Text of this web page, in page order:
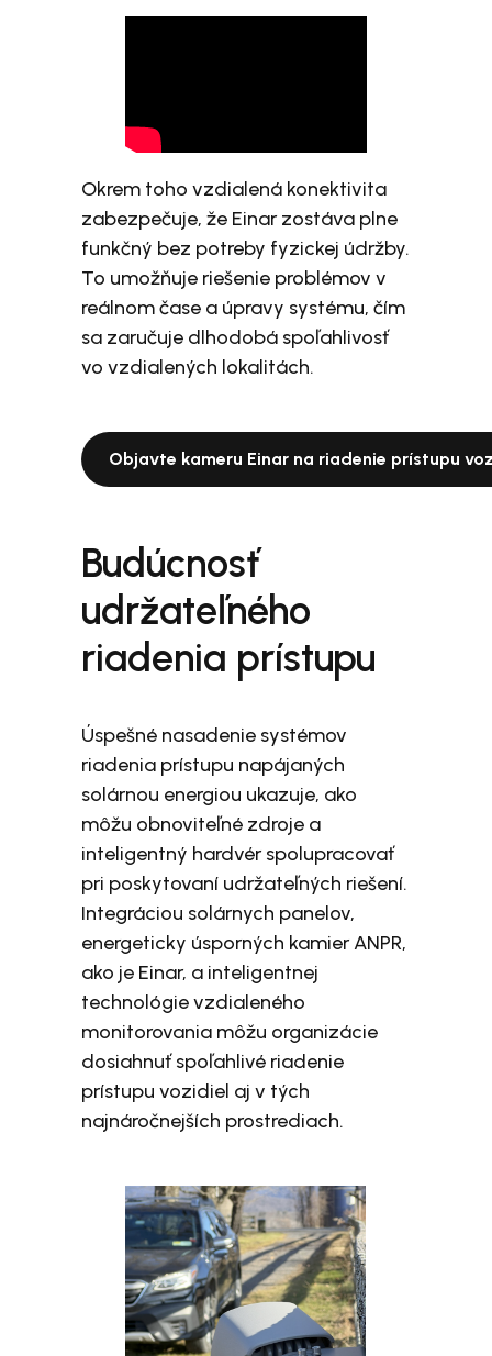
Okrem toho vzdialená konektivita
zabezpečuje, že Einar zostáva plne
funkčný bez potreby fyzickej údržby.
To umožňuje riešenie problémov v
reálnom čase a úpravy systému, čím
sa zaručuje dlhodobá spoľahlivosť
vo vzdialených lokalitách.
Objavte kameru Einar na riadenie prístupu
Budúcnosť
udržateľného
riadenia prístupu
Úspešné nasadenie systémov
riadenia prístupu napájaných
solárnou energiou ukazuje, ako
môžu obnoviteľné zdroje a
inteligentný hardvér spolupracovať
pri poskytovaní udržateľných riešení.
Integráciou solárnych panelov,
energeticky úsporných kamier ANPR,
ako je Einar, a inteligentnej
technológie vzdialeného
monitorovania môžu organizácie
dosiahnuť spoľahlivé riadenie
prístupu vozidiel aj v tých
najnáročnejších prostrediach.